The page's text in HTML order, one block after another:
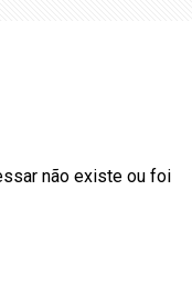
não existe ou foi